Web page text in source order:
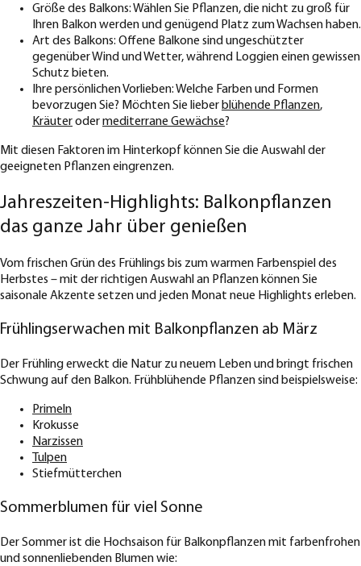
Größe des Balkons: Wählen Sie Pflanzen, die nicht zu groß für
Ihren Balkon werden und genügend Platz zum Wachsen haben.
Art des Balkons: Offene Balkone sind ungeschützter
gegenüber Wind und Wetter, während Loggien einen gewissen
Schutz bieten.
Ihre persönlichen Vorlieben: Welche Farben und Formen
bevorzugen Sie? Möchten Sie lieber blühende Pflanzen,
Kräuterodermediterrane Gewächse?
Mit diesen Faktoren im Hinterkopf können Sie die Auswahl der
geeigneten Pflanzen eingrenzen.
Jahreszeiten-Highlights: Balkonpflanzen
das ganze Jahr über genießen
Vom frischen Grün des Frühlings bis zum warmen Farbenspiel des
Herbstes – mit der richtigen Auswahl an Pflanzen können Sie
saisonale Akzente setzen und jeden Monat neue Highlights erleben.
Frühlingserwachen mit Balkonpflanzen ab März
Der Frühling erweckt die Natur zu neuem Leben und bringt frischen
Schwung auf den Balkon. Frühblühende Pflanzen sind beispielsweise:
Primeln
Krokusse
Narzissen
Tulpen
Stiefmütterchen
Sommerblumen für viel Sonne
Der Sommer ist die Hochsaison für Balkonpflanzen mit farbenfrohen
und sonnenliebenden Blumen wie: